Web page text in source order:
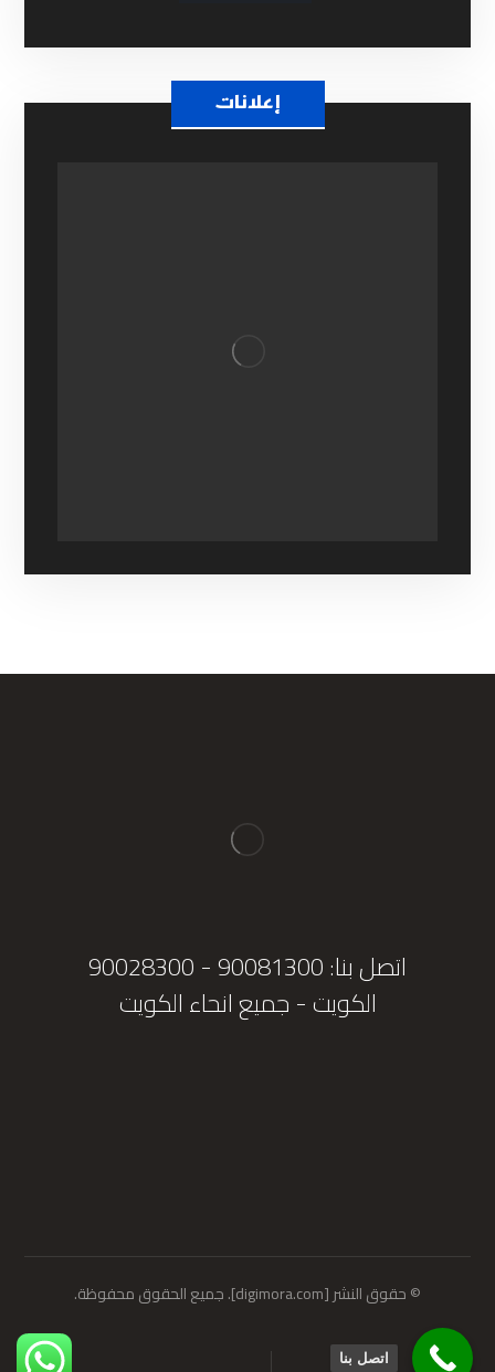
إعلانات
اتصل بنا: 90081300 - 90028300
الكويت - جميع انحاء الكويت
© حقوق النشر [digimora.com]. جميع الحقوق محفوظة.
اتصل بنا